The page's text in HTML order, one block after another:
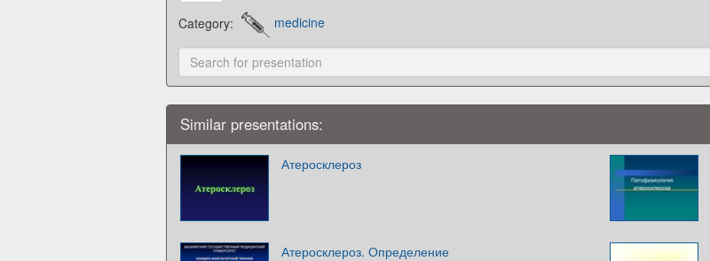
Category: medicine
Similar presentations:
Атеросклероз
Атеросклероз. Определение